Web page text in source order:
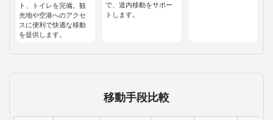
ト、トイレを完備。観
光地や空港へのアクセ
スに便利で快適な移動
を提供します。
で、道内移動をサポー
トします。
移動手段比較